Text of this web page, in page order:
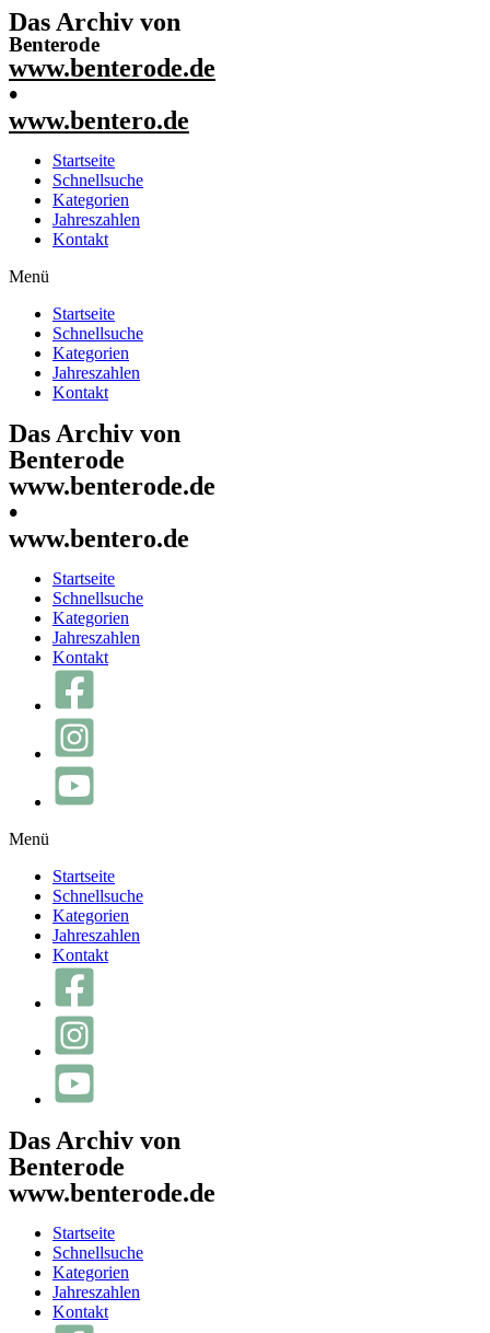
Das Archiv von
Benterode
www.benterode.de
•
www.bentero.de
Startseite
Schnellsuche
Kategorien
Jahreszahlen
Kontakt
Menü
Startseite
Schnellsuche
Kategorien
Jahreszahlen
Kontakt
Das Archiv von
Benterode
www.benterode.de
•
www.bentero.de
Startseite
Schnellsuche
Kategorien
Jahreszahlen
Kontakt
Menü
Startseite
Schnellsuche
Kategorien
Jahreszahlen
Kontakt
Das Archiv von
Benterode
www.benterode.de
Startseite
Schnellsuche
Kategorien
Jahreszahlen
Kontakt